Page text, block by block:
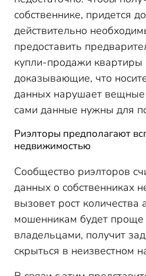
собственнике, придется
действительно
предоставить
купли-продажи квартиры
доказывающие, что
данных нарушает вещные
сами данные нужны для
Риэлторы предполагают
недвижимостью
Сообщество риэлторов
данных о собственниках
вызовет рост
мошенникам будет проще
владельцами, получит
скрыться в неизвестном